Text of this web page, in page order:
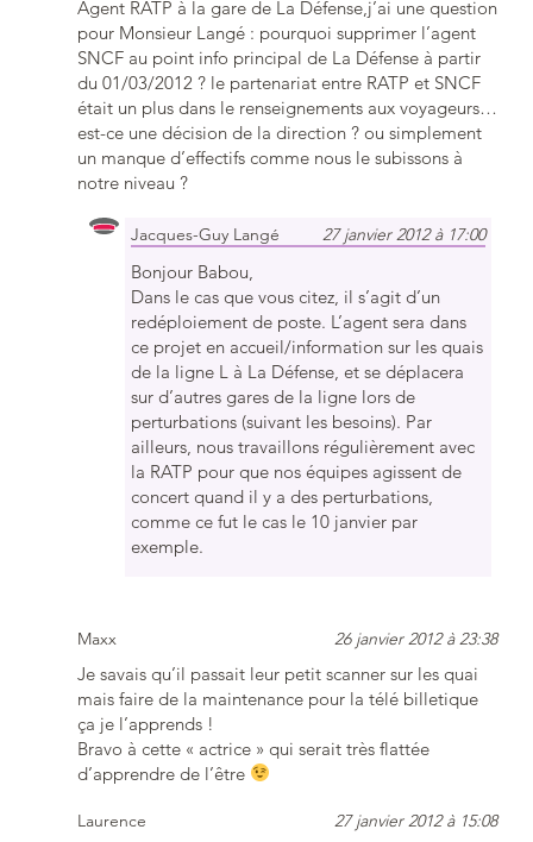
Agent RATP à la gare de La Défense,j’ai une question
pour Monsieur Langé : pourquoi supprimer l’agent
SNCF au point info principal de La Défense à partir
du 01/03/2012 ? le partenariat entre RATP et SNCF
était un plus dans le renseignements aux voyageurs…
est-ce une décision de la direction ? ou simplement
un manque d’effectifs comme nous le subissons à
notre niveau ?
Jacques-Guy Langé 27 janvier 2012 à 17:00
Bonjour Babou,
Dans le cas que vous citez, il s’agit d’un
redéploiement de poste. L’agent sera dans
ce projet en accueil/information sur les quais
de la ligne L à La Défense, et se déplacera
sur d’autres gares de la ligne lors de
perturbations (suivant les besoins). Par
ailleurs, nous travaillons régulièrement avec
la RATP pour que nos équipes agissent de
concert quand il y a des perturbations,
comme ce fut le cas le 10 janvier par
exemple.
Maxx 26 janvier 2012 à 23:38
Je savais qu’il passait leur petit scanner sur les quai
mais faire de la maintenance pour la télé billetique
ça je l’apprends !
Bravo à cette « actrice » qui serait très flattée
d’apprendre de l’être
Laurence 27 janvier 2012 à 15:08